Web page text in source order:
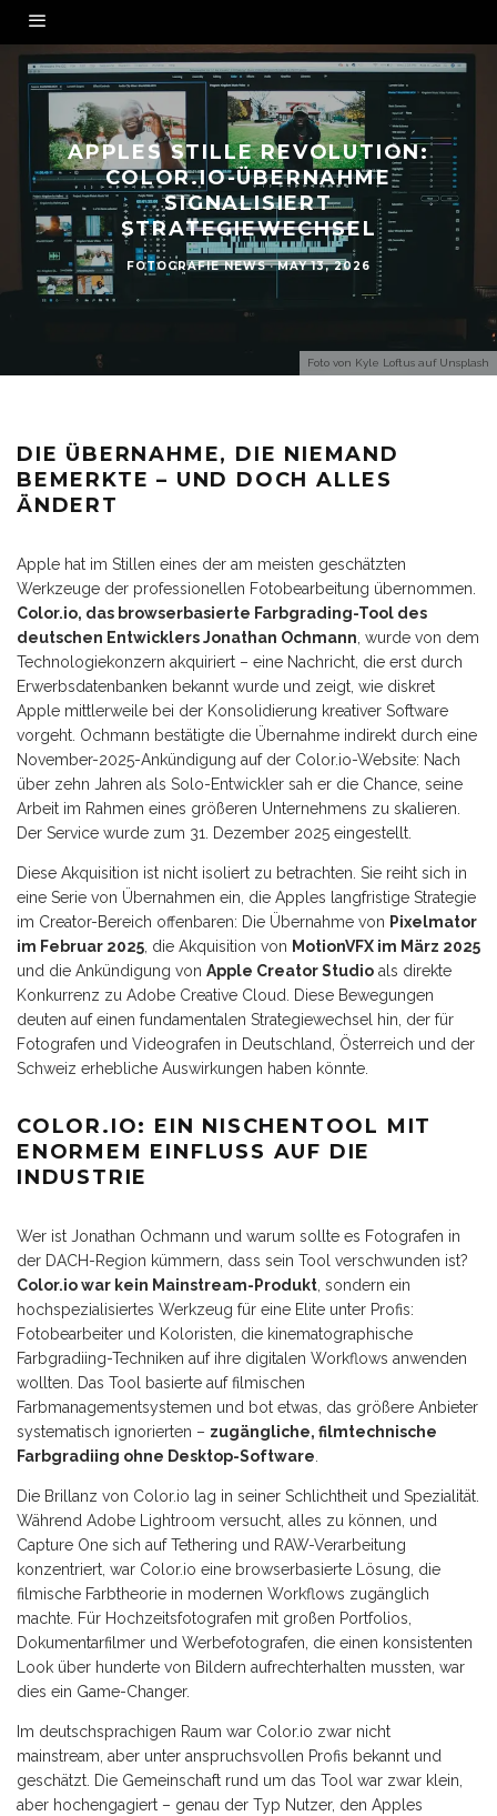
Foto von Kyle Loftus auf Unsplash
APPLES STILLE REVOLUTION:
COLOR.IO-ÜBERNAHME
SIGNALISIERT
STRATEGIEWECHSEL
FOTOGRAFIE NEWS · MAY 13, 2026
DIE ÜBERNAHME, DIE NIEMAND
BEMERKTE – UND DOCH ALLES
ÄNDERT
Apple hat im Stillen eines der am meisten geschätzten
Werkzeuge der professionellen Fotobearbeitung übernommen.
Color.io, das browserbasierte Farbgrading-Tool des
deutschen Entwicklers Jonathan Ochmann, wurde von dem
Technologiekonzern akquiriert – eine Nachricht, die erst durch
Erwerbsdatenbanken bekannt wurde und zeigt, wie diskret
Apple mittlerweile bei der Konsolidierung kreativer Software
vorgeht. Ochmann bestätigte die Übernahme indirekt durch eine
November-2025-Ankündigung auf der Color.io-Website: Nach
über zehn Jahren als Solo-Entwickler sah er die Chance, seine
Arbeit im Rahmen eines größeren Unternehmens zu skalieren.
Der Service wurde zum 31. Dezember 2025 eingestellt.
Diese Akquisition ist nicht isoliert zu betrachten. Sie reiht sich in
eine Serie von Übernahmen ein, die Apples langfristige Strategie
im Creator-Bereich offenbaren: Die Übernahme von Pixelmator
im Februar 2025, die Akquisition von MotionVFX im März 2025
und die Ankündigung von Apple Creator Studio als direkte
Konkurrenz zu Adobe Creative Cloud. Diese Bewegungen
deuten auf einen fundamentalen Strategiewechsel hin, der für
Fotografen und Videografen in Deutschland, Österreich und der
Schweiz erhebliche Auswirkungen haben könnte.
COLOR.IO: EIN NISCHENTOOL MIT
ENORMEM EINFLUSS AUF DIE
INDUSTRIE
Wer ist Jonathan Ochmann und warum sollte es Fotografen in
der DACH-Region kümmern, dass sein Tool verschwunden ist?
Color.io war kein Mainstream-Produkt, sondern ein
hochspezialisiertes Werkzeug für eine Elite unter Profis:
Fotobearbeiter und Koloristen, die kinematographische
Farbgradiing-Techniken auf ihre digitalen Workflows anwenden
wollten. Das Tool basierte auf filmischen
Farbmanagementsystemen und bot etwas, das größere Anbieter
systematisch ignorierten – zugängliche, filmtechnische
Farbgradiing ohne Desktop-Software.
Die Brillanz von Color.io lag in seiner Schlichtheit und Spezialität.
Während Adobe Lightroom versucht, alles zu können, und
Capture One sich auf Tethering und RAW-Verarbeitung
konzentriert, war Color.io eine browserbasierte Lösung, die
filmische Farbtheorie in modernen Workflows zugänglich
machte. Für Hochzeitsfotografen mit großen Portfolios,
Dokumentarfilmer und Werbefotografen, die einen konsistenten
Look über hunderte von Bildern aufrechterhalten mussten, war
dies ein Game-Changer.
Im deutschsprachigen Raum war Color.io zwar nicht
mainstream, aber unter anspruchsvollen Profis bekannt und
geschätzt. Die Gemeinschaft rund um das Tool war zwar klein,
aber hochengagiert – genau der Typ Nutzer, den Apples